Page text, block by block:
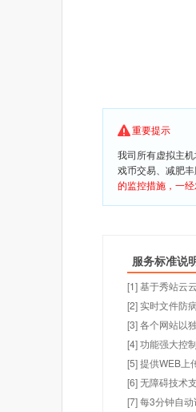
重要提示
我司所有虚拟主
戏币交易、减肥
的监控措施，一
服务标准说
[1] 基于秀站云
[2] 实时文件防
[3] 各个网站以
[4] 功能强大控
[5] 提供WEB上
[6] 无障碍技术
[7] 每3分钟自